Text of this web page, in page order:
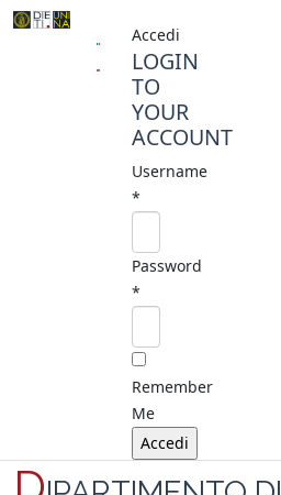
Accedi
LOGIN
TO
YOUR
ACCOUNT
Username
*
Password
*
Remember
Me